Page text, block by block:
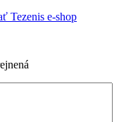
Tezenis e-shop